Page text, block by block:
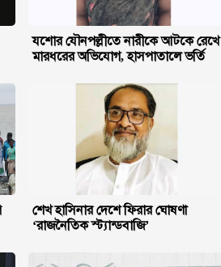
যশোর যৌনপল্লীতে নারীকে আটকে রেখে
মারধরের অভিযোগ, হাসপাতালে ভর্তি
শেখ হাসিনার দেশে ফিরার ঘোষণা
‘রাজনৈতিক স্ট্যান্ডবাজি’